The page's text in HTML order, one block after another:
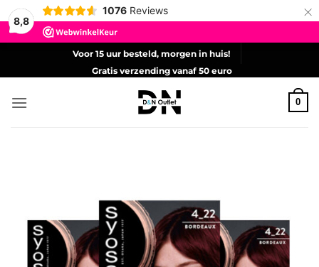
8,8
1076 Reviews ×
Voor 15 uur besteld, morgen in huis!
Gratis verzending vanaf 50 euro
0